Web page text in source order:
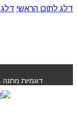
דלג לתוכן הראשי
דוגמיות מתנה